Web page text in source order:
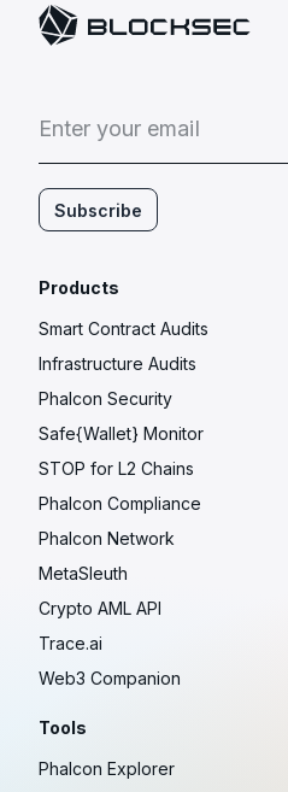
Enter your email
Subscribe
Products
Smart Contract Audits
Infrastructure Audits
Phalcon Security
Safe{Wallet} Monitor
STOP for L2 Chains
Phalcon Compliance
Phalcon Network
MetaSleuth
Crypto AML API
Trace.ai
Web3 Companion
Tools
Phalcon Explorer